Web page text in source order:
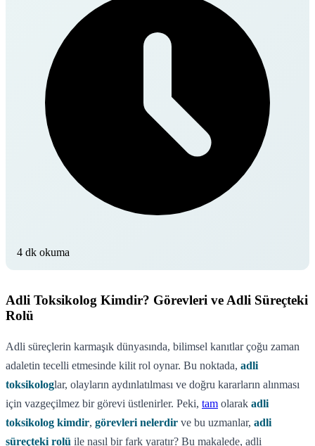
4 dk okuma
Adli Toksikolog Kimdir? Görevleri ve Adli Süreçteki
Rolü
Adli süreçlerin karmaşık dünyasında, bilimsel kanıtlar çoğu zaman
adaletin tecelli etmesinde kilit rol oynar. Bu noktada, adli
toksikologlar, olayların aydınlatılması ve doğru kararların alınması
için vazgeçilmez bir görevi üstlenirler. Peki, tam olarak adli
toksikolog kimdir, görevleri nelerdir ve bu uzmanlar, adli
süreçteki rolü ile nasıl bir fark yaratır? Bu makalede, adli